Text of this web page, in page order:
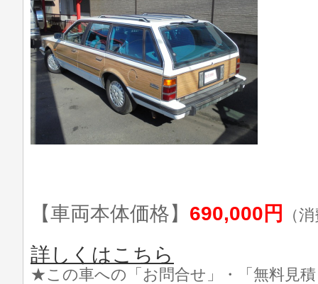
【車両本体価格】 690,000円 （
詳しくはこちら
★この車への「お問合せ」・「無料見